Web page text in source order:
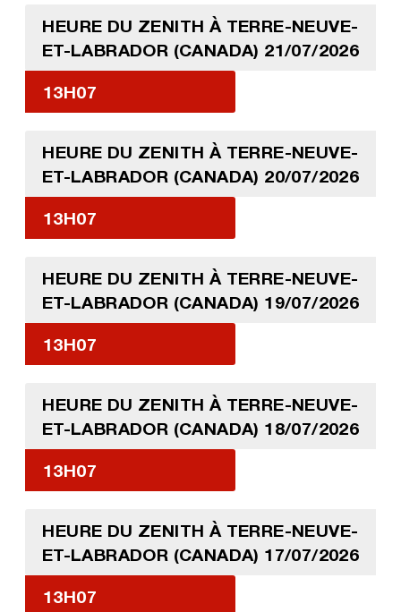
HEURE DU ZENITH À TERRE-NEUVE-
ET-LABRADOR (CANADA) 21/07/2026
13H07
HEURE DU ZENITH À TERRE-NEUVE-
ET-LABRADOR (CANADA) 20/07/2026
13H07
HEURE DU ZENITH À TERRE-NEUVE-
ET-LABRADOR (CANADA) 19/07/2026
13H07
HEURE DU ZENITH À TERRE-NEUVE-
ET-LABRADOR (CANADA) 18/07/2026
13H07
HEURE DU ZENITH À TERRE-NEUVE-
ET-LABRADOR (CANADA) 17/07/2026
13H07